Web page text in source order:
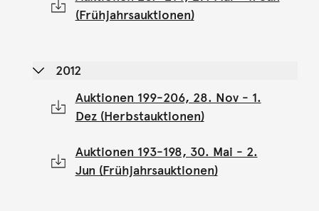
(Frühjahrsauktionen)
2012
Auktionen 199-206, 28. Nov - 1.
Dez (Herbstauktionen)
Auktionen 193-198, 30. Mai - 2.
Jun (Frühjahrsauktionen)